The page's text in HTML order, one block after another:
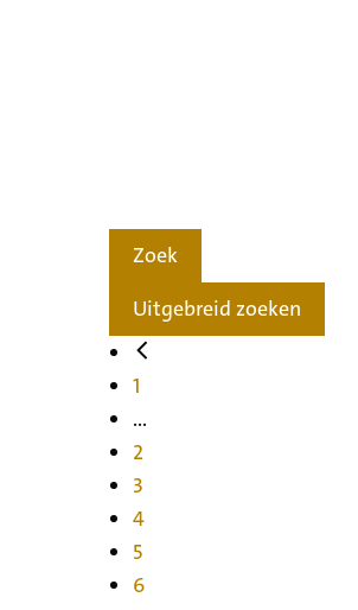
Zoek
Uitgebreid zoeken
1
...
2
3
4
5
6